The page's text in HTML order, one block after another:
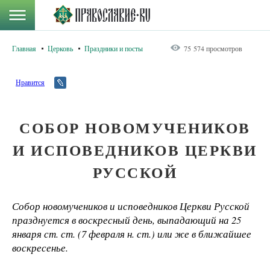
Главная Церковь Праздники и посты 75 574 просмотров
Нравится
СОБОР НОВОМУЧЕНИКОВ
И ИСПОВЕДНИКОВ ЦЕРКВИ
РУССКОЙ
Собор новомучеников и исповедников Церкви Русской
празднуется в воскресный день, выпадающий на 25
января ст. ст. (7 февраля н. ст.) или же в ближайшее
воскресенье.